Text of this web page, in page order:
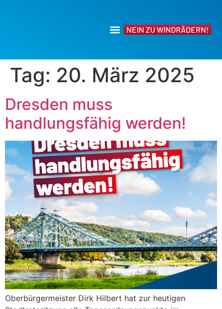
NEIN ZU WINDRÄDERN!
Tag: 20. März 2025
Dresden muss
handlungsfähig werden!
Oberbürgermeister Dirk Hilbert hat zur heutigen